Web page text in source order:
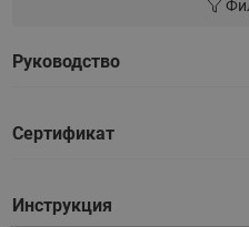
Руководство
Сертификат
Инструкция